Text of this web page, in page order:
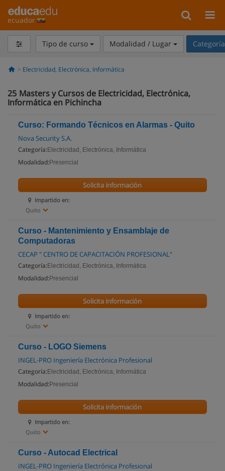
ecuador
Tipo de curso Modalidad / Lugar
Electricidad, Electrónica, Informática
25 Masters y Cursos de Electricidad, Electrónica,
Informática en Pichincha
Curso: Formando Técnicos en Alarmas - Quito
Nova Security S.A.
Categoría: Electricidad, Electrónica, Informática
Modalidad: Presencial
Impartido en:
Quito
Solicita información
Curso - Mantenimiento y Ensamblaje de
Computadoras
CECAP " CENTRO DE CAPACITACIÓN PROFESIONAL"
Categoría: Electricidad, Electrónica, Informática
Modalidad: Presencial
Impartido en:
Quito
Solicita información
Curso - LOGO Siemens
INGEL-PRO Ingeniería Electrónica Profesional
Categoría: Electricidad, Electrónica, Informática
Modalidad: Presencial
Impartido en:
Quito
Solicita información
Curso - Autocad Electrical
INGEL-PRO Ingeniería Electrónica Profesional